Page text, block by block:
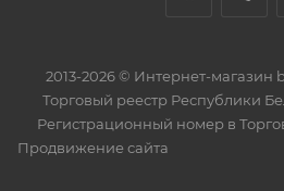
2013-2026 © Интернет-магазин
Торговый реестр Республики
Регистрационный номер в
Продвижение сайта